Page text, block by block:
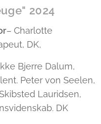
2024
– Charlotte
DK,
Bjerre Dalum,
Peter von Seelen,
Lauridsen,
DK